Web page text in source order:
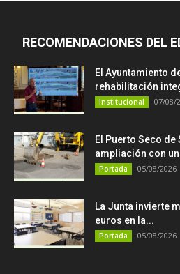
RECOMENDACIONES DEL
El Ayuntamiento
rehabilitación
Institucional 07/08/
El Puerto Seco
ampliación con
Portada 05/08/2026
La Junta invierte
euros en la...
Portada 05/08/2026